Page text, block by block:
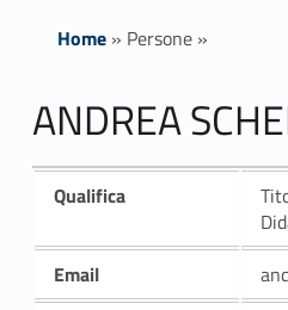
Home» Persone»
ANDREA
Qualifica
Email